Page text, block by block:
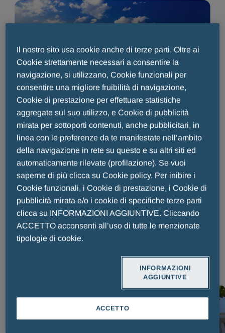
LA NOSTRA STORIA
Berlin-Chemie Menarini Romania, un
percorso di eccellenza al servizio dei
pazienti
Pubblicato il: 05 Agosto 2026 Tempo di lettura: 2 minuti
Ogni storia aziendale di successo comincia da una piccola
esperienza iniziale e dalla capacità di trasformarla, nel tempo,
in un cammino virtuoso. Per Berlin-Chemie Menarini Romania,
questo percorso è iniziato nel 1996 con un ufficio di
rappresentanza e un obiettivo chiaro: costruire un legame solid
Il nostro sito usa cookie anche di terze parti. Oltre ai
Cookie strettamente necessari a consentire la
navigazione, si utilizzano, Cookie funzionali per
consentire una migliore fruibilità di navigazione,
Cookie di prestazione per effettuare statistiche
aggregate sul suo utilizzo, e Cookie di pubblicità
mirata per sottoporti contenuti, anche pubblicitari, in
linea con le preferenze da te manifestate nell‘ambito
della navigazione in rete su questo e su altri siti ed
automaticamente rilevate (profilazione). Se vuoi
saperne di più clicca su Cookie policy. Per inibire i
Cookie funzionali, i Cookie di prestazione, i Cookie di
pubblicità mirata e/o i cookie di specifiche terze parti
clicca su INFORMAZIONI AGGIUNTIVE. Cliccando
ACCETTO acconsenti all’uso di tutte le menzionate
tipologie di cookie.
INFORMAZIONI
AGGIUNTIVE
ACCETTO